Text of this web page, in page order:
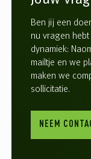
Ben jij een
nu vragen
dynamiek:
mailtje en we
maken we
sollicitatie.
NEEM